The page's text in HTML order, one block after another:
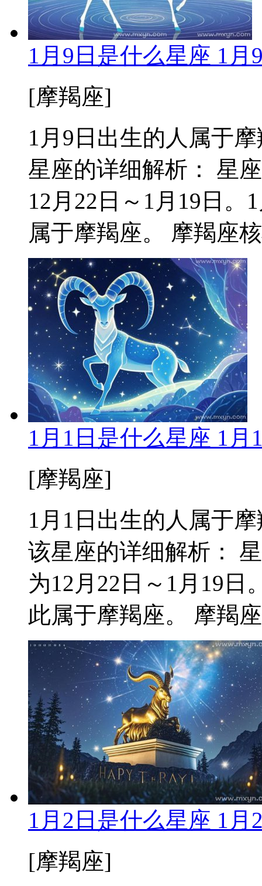
1月9日是什么星座 1
[摩羯座]
1月9日出生的人属于
星座的详细解析： 星
12月22日～1月19日。
属于摩羯座。 摩羯座
1月1日是什么星座 1
[摩羯座]
1月1日出生的人属于
该星座的详细解析：
为12月22日～1月19日
此属于摩羯座。 摩羯
1月2日是什么星座 1
[摩羯座]